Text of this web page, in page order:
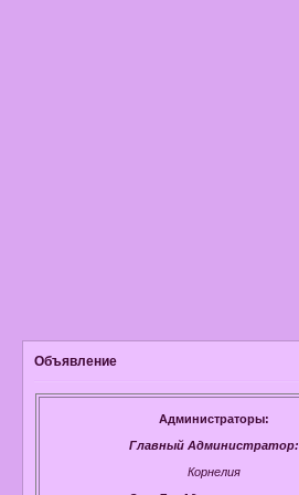
Объявление
Администраторы:
Главный Администратор:
Корнелия